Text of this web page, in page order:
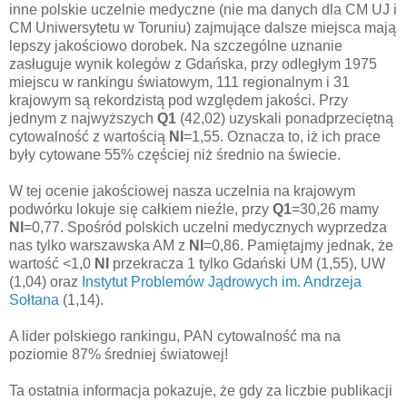
inne polskie uczelnie medyczne (nie ma danych dla CM UJ i
CM Uniwersytetu w Toruniu) zajmujące dalsze miejsca mają
lepszy jakościowo dorobek. Na szczególne uznanie
zasługuje wynik kolegów z Gdańska, przy odległym 1975
miejscu w rankingu światowym, 111 regionalnym i 31
krajowym są rekordzistą pod względem jakości. Przy
jednym z najwyższych Q1 (42,02) uzyskali ponadprzeciętną
cytowalność z wartością NI =1,55. Oznacza to, iż ich prace
były cytowane 55% częściej niż średnio na świecie.
W tej ocenie jakościowej nasza uczelnia na krajowym
podwórku lokuje się całkiem nieźle, przy Q1=30,26 mamy
NI =0,77. Spośród polskich uczelni medycznych wyprzedza
nas tylko warszawska AM z NI =0,86. Pamiętajmy jednak, że
wartość <1,0 NI
przekracza 1 tylko Gdański UM (1,55), UW
(1,04) oraz Instytut Problemów Jądrowych im. Andrzeja
Sołtana (1,14).
A lider polskiego rankingu, PAN cytowalność ma na
poziomie 87% średniej światowej!
Ta ostatnia informacja pokazuje, że gdy za liczbie publikacji